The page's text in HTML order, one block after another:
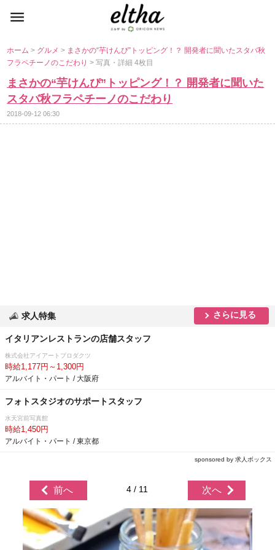
ホーム> グルメ> まさかの“芋けんぴ”トッピング！？ 開発者に聞いたスタバ秋
フラペチーノのこだわり> 写真・詳細 4枚目
まさかの“芋けんぴ”トッピング！？ 開発者に聞いた
スタバ秋フラペチーノのこだわり
2018-09-12 06:30
求人特集 さらに見る
イタリアンレストランの店舗スタッフ
株式会社アイアートプロダクツ
時給1,177円～1,300円
アルバイト・パート / 大阪府
フォトスタジオのサポートスタッフ
水天宮前写真館
時給1,450円
アルバイト・パート / 東京都
sponsored by 求人ボックス
前へ 4 / 11 次へ